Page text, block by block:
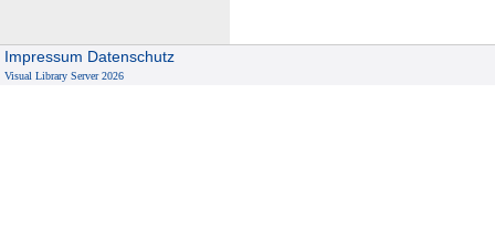
Impressum Datenschutz
Visual Library Server 2026